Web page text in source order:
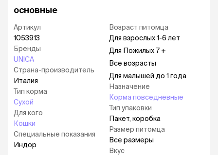
полноценное питание для кошек любого
произведен в Италии.
основные
Артикул
1053913
Бренды
UNICA
Страна-производитель
Италия
Тип корма
Сухой
Для кого
Кошки
Специальные показания
Индор
Возраст питомца
Для взрослых 1-6 лет
Для Пожилых 7 +
Все возрасты
Для малышей до 1 года
Назначение
Корма повседневные
Тип упаковки
Пакет, коробка
Размер питомца
Все размеры
Вкус